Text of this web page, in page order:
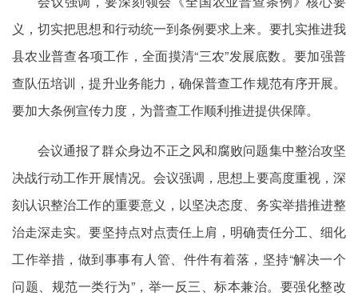
义，切实把思想和行动统一到条例要求上来。要扎实推进我
县农业普查各项工作，全面摸清“三农”发展底数。要加强普
查队伍培训，提升业务能力，确保普查工作规范有序开展。
要加大条例宣传力度，为普查工作顺利推进提供保障。
会议通报了群众身边不正之风和腐败问题集中整治攻坚
决战行动工作开展情况。会议强调，思想上要高度重视，深
刻认识整治工作的重要意义，以坚决态度、务实举措推进整
治走深走实。要坚持点对点责任上肩，明确责任分工、细化
工作举措，做到事事有人管、件件有着落，坚持“解决一个
问题、规范一类行为”，举一反三、标本兼治。要强化整改